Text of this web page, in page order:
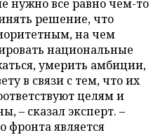
нужно все равно чем-то
решение, что
на чем
национальные
умерить амбиции,
в связи с тем, что их
целям и
– сказал эксперт. –
фронта является